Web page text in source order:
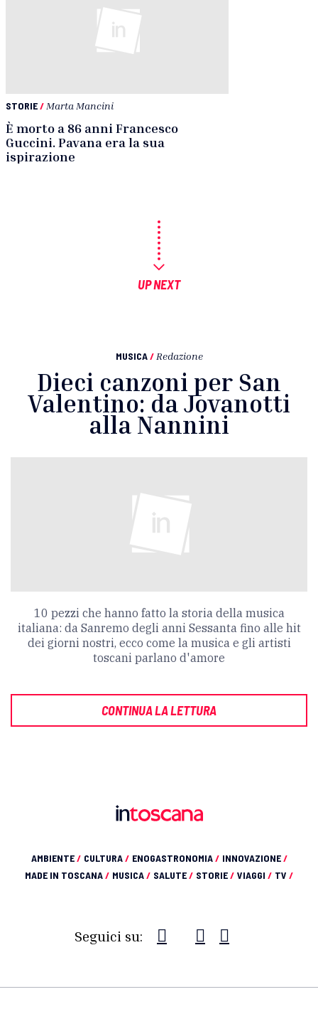
STORIE/ Marta Mancini
È morto a 86 anni Francesco
Guccini. Pavana era la sua
ispirazione
UP NEXT
MUSICA / Redazione
Dieci canzoni per San
Valentino: da Jovanotti
alla Nannini
10 pezzi che hanno fatto la storia della musica
italiana: da Sanremo degli anni Sessanta fino alle hit
dei giorni nostri, ecco come la musica e gli artisti
toscani parlano d'amore
CONTINUA LA LETTURA
AMBIENTE/ CULTURA/ ENOGASTRONOMIA/ INNOVAZIONE/
MADE IN TOSCANA/ MUSICA/ SALUTE/ STORIE/ VIAGGI / TV /
Seguici su: